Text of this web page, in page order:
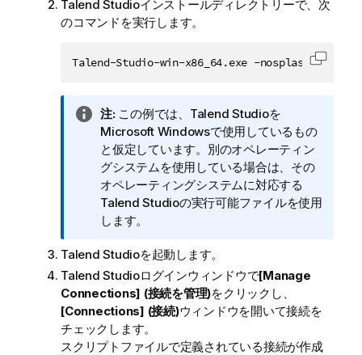
Talend Studioインストールディレクトリーで、次
のコマンドを実行します。
Talend-Studio-win-x86_64.exe -nosplash -コード
情
報
メ
モ
注:この例では、 Talend Studioを
Microsoft Windowsで使用しているもの
と仮定しています。別のオペレーティン
グシステムを使用している場合は、その
オペレーティングシステムに対応する
Talend Studioの実行可能ファイルを使用
します。
Talend Studioを起動します。
Talend Studioログインウィンドウで[Manage
Connections] (接続を管理)をクリックし、
[Connections] (接続)ウィンドウを開いて接続を
チェックします。
スクリプトファイルで定義されている接続が作成